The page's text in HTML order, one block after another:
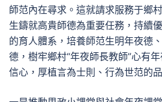
師范內在尋求。這就請求服務于鄉
生鑄就高貴師德為重要任務，持續
的育人體系，培養師范生明年夜德
德，樹牢鄉村“年夜師長教師”心有
信心，厚植言為士則、行為世范的